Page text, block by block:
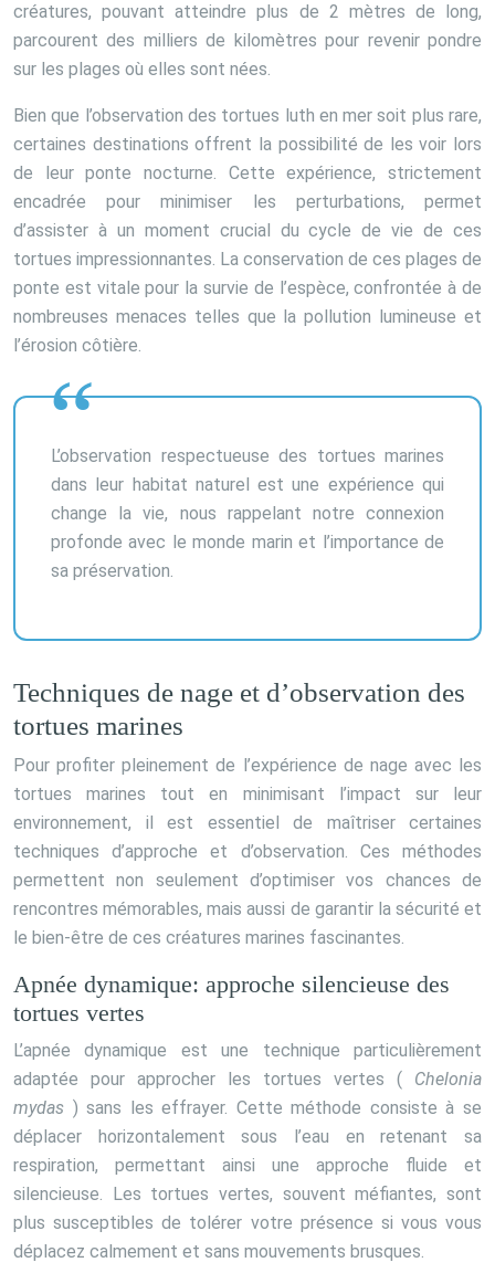
créatures, pouvant atteindre plus de 2 mètres de long,
parcourent des milliers de kilomètres pour revenir pondre
sur les plages où elles sont nées.
Bien que l’observation des tortues luth en mer soit plus rare,
certaines destinations offrent la possibilité de les voir lors
de leur ponte nocturne. Cette expérience, strictement
encadrée pour minimiser les perturbations, permet
d’assister à un moment crucial du cycle de vie de ces
tortues impressionnantes. La conservation de ces plages de
ponte est vitale pour la survie de l’espèce, confrontée à de
nombreuses menaces telles que la pollution lumineuse et
l’érosion côtière.
L’observation respectueuse des tortues marines
dans leur habitat naturel est une expérience qui
change la vie, nous rappelant notre connexion
profonde avec le monde marin et l’importance de
sa préservation.
Techniques de nage et d’observation des
tortues marines
Pour profiter pleinement de l’expérience de nage avec les
tortues marines tout en minimisant l’impact sur leur
environnement, il est essentiel de maîtriser certaines
techniques d’approche et d’observation. Ces méthodes
permettent non seulement d’optimiser vos chances de
rencontres mémorables, mais aussi de garantir la sécurité et
le bien-être de ces créatures marines fascinantes.
Apnée dynamique: approche silencieuse des
tortues vertes
L’apnée dynamique est une technique particulièrement
adaptée pour approcher les tortues vertes ( Chelonia
mydas ) sans les effrayer. Cette méthode consiste à se
déplacer horizontalement sous l’eau en retenant sa
respiration, permettant ainsi une approche fluide et
silencieuse. Les tortues vertes, souvent méfiantes, sont
plus susceptibles de tolérer votre présence si vous vous
déplacez calmement et sans mouvements brusques.